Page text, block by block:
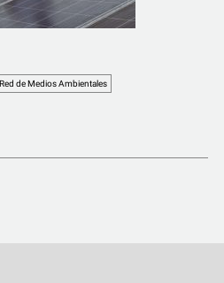
Red de Medios Ambientales